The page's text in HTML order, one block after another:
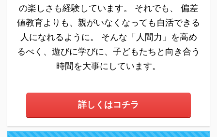
の楽しさも経験しています。 それでも、 偏差
値教育よりも、親がいなくなっても自活できる
人になれるように。 そんな「人間力」を高め
るべく、遊びに学びに、子どもたちと向き合う
時間を大事にしています。
詳しくはコチラ